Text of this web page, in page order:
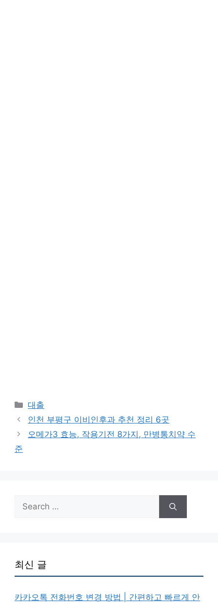
Categories
대출
인천 부평구 이비인후과 추천 정리 6곳
오메가3 효능, 작용기전 8가지, 만병통치약 수
준
Search
for:
최신 글
카카오톡 전화번호 변경 방법 | 간편하고 빠르게 안